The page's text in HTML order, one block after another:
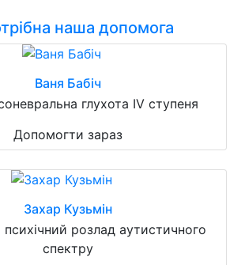
наша допомога
Ваня Бабіч
глухота IV ступеня
Допомогти зараз
Захар Кузьмін
психічний розлад аутистичного
спектру